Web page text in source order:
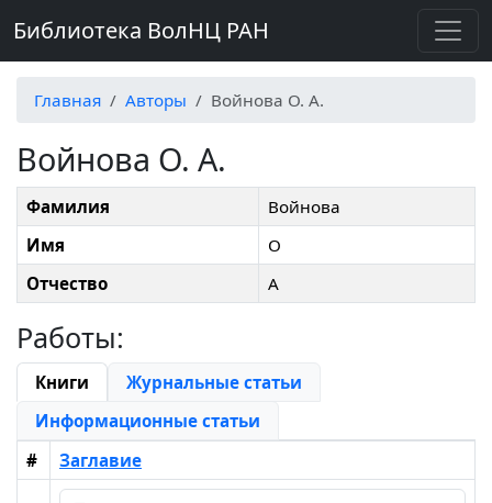
Библиотека ВолНЦ РАН
Главная Авторы Войнова О. А.
Войнова О. А.
Фамилия
Войнова
Имя
О
Отчество
А
Работы:
Книги
Журнальные статьи
Информационные статьи
#
Заглавие